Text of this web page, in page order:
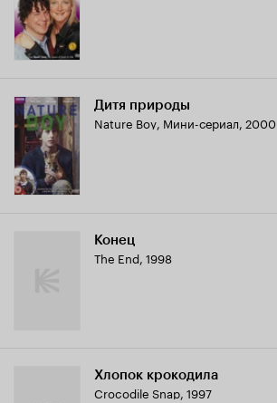
7.8
Дитя природы
Nature Boy, Мини-сериал, 2000
Конец
The End, 1998
Хлопок крокодила
Crocodile Snap, 1997